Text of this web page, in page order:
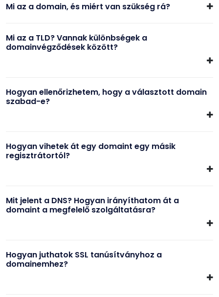
Mi az a domain, és miért van szükség rá?
Mi az a TLD? Vannak különbségek a
domainvégződések között?
Hogyan ellenőrizhetem, hogy a választott domain
szabad-e?
Hogyan vihetek át egy domaint egy másik
regisztrátortól?
Mit jelent a DNS? Hogyan irányíthatom át a
domaint a megfelelő szolgáltatásra?
Hogyan juthatok SSL tanúsítványhoz a
domainemhez?